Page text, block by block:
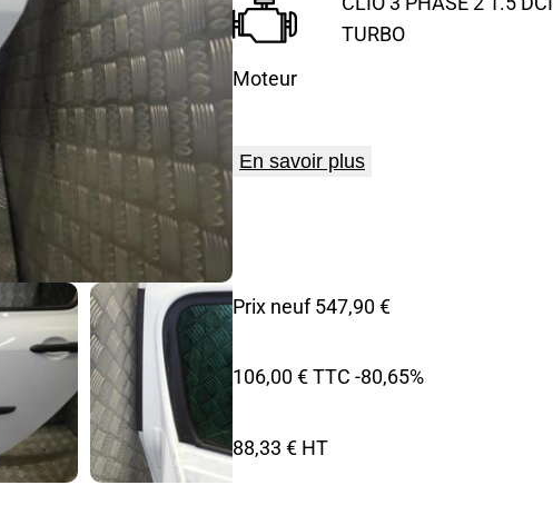
Moteur
TURBO
En savoir plus
Prix neuf 547,90 €
106,00 € TTC -80,65%
88,33 € HT